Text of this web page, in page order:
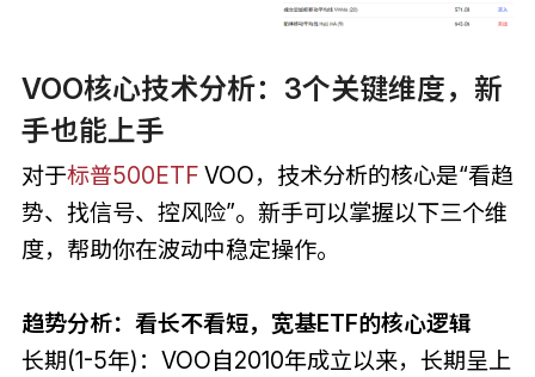
VOO核心技术分析：3个关键维度，新
手也能上手
对于标普500ETF VOO，技术分析的核心是“看趋
势、找信号、控风险”。新手可以掌握以下三个维
度，帮助你在波动中稳定操作。
趋势分析：看长不看短，宽基ETF的核心逻辑
长期(1-5年)：VOO自2010年成立以来，长期呈上